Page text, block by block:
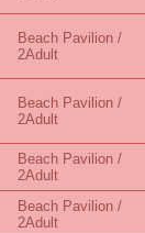
Beach Pavilion /
2Adult
Beach Pavilion /
2Adult
Beach Pavilion /
2Adult
Beach Pavilion /
2Adult